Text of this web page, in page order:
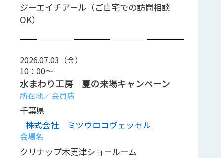
ジーエイチアール（ご自宅での訪問相談
OK）
2026.07.03（金）
10：00～
水まわり工房 夏の来場キャンペーン
千葉県
株式会社 ミツウロコヴェッセル
クリナップ木更津ショールーム